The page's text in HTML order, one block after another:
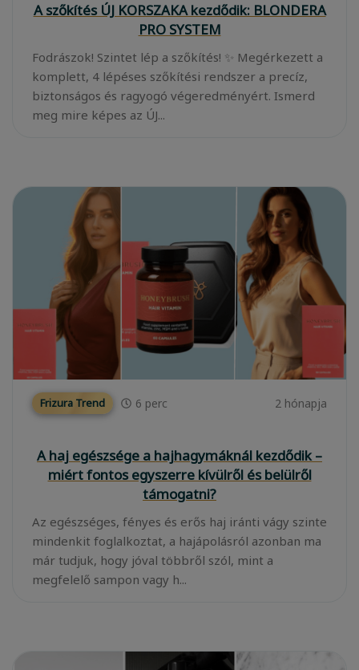
A szőkítés ÚJ KORSZAKA kezdődik: BLONDERA
PRO SYSTEM
Fodrászok! Szintet lép a szőkítés! ✨ Megérkezett a
komplett, 4 lépéses szőkítési rendszer a precíz,
biztonságos és ragyogó végeredményért. Ismerd
meg mire képes az ÚJ...
Frizura Trend 6 perc 2 hónapja
A haj egészsége a hajhagymáknál kezdődik –
miért fontos egyszerre kívülről és belülről
támogatni?
Az egészséges, fényes és erős haj iránti vágy szinte
mindenkit foglalkoztat, a hajápolásról azonban ma
már tudjuk, hogy jóval többről szól, mint a
megfelelő sampon vagy h...